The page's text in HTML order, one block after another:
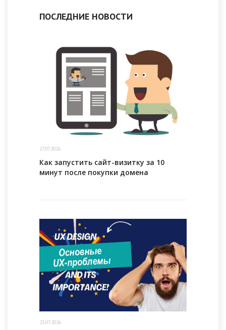
ПОСЛЕДНИЕ НОВОСТИ
27.07.2026
Как запустить сайт-визитку за 10
минут после покупки домена
23.07.2026